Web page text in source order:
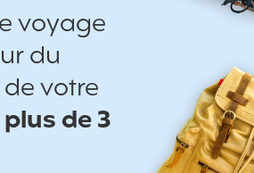
voyage
du
votre
de 3